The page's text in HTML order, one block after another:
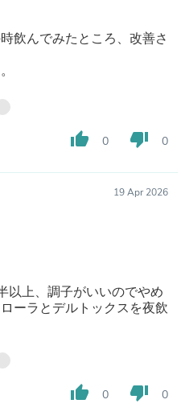
飲んでみたところ、改善さ
thumb_up 0 thumb_down 0
19 Apr 2026
以上、調子がいいのでやめ
ーラとデルトックスを夜飲
thumb_up 0 thumb_down 0